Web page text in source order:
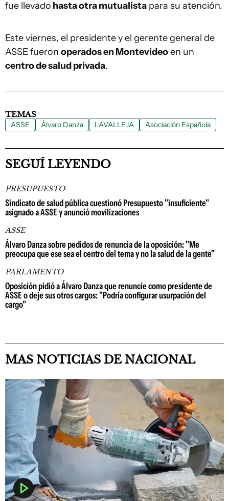
fue llevado hasta otra mutualista para su atención.
Este viernes, el presidente y el gerente general de
ASSE fueron operados en Montevideoen un
centro de salud privada.
TEMAS
ASSE Álvaro Danza LAVALLEJA Asociación Española
SEGUÍ LEYENDO
PRESUPUESTO
Sindicato de salud pública cuestionó Presupuesto "insuficiente"
asignado a ASSE y anunció movilizaciones
ASSE
Álvaro Danza sobre pedidos de renuncia de la oposición: "Me
preocupa que ese sea el centro del tema y no la salud de la gente"
PARLAMENTO
Oposición pidió a Álvaro Danza que renuncie como presidente de
ASSE o deje sus otros cargos: "Podría configurar usurpación del
cargo"
MAS NOTICIAS DE NACIONAL